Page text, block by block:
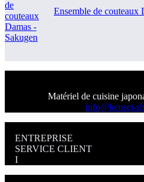
Ensemble de couteaux
Matériel de cuisine
info@kensei-
ENTREPRISE
SERVICE CLIENT
INFORMATIONS